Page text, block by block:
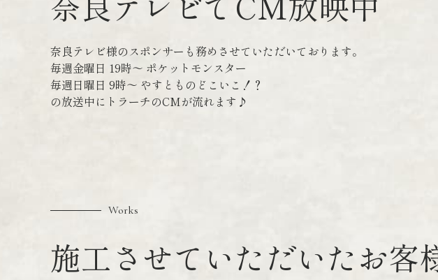
奈良テレビ様のスポンサーも務めさせていただいております。
毎週金曜日 19時〜 ポケットモンスター
毎週日曜日 9時〜 やすとものどこいこ！？
の放送中にトラーチのCMが流れます♪
Works
施工させていただいたお客